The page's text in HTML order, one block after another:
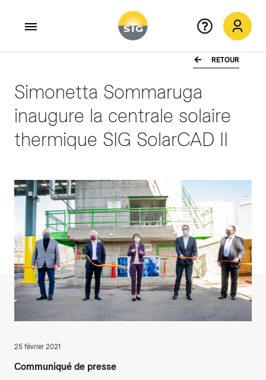
RETOUR
Simonetta Sommaruga
inaugure la centrale solaire
thermique SIG SolarCAD II
25 février 2021
Communiqué de presse